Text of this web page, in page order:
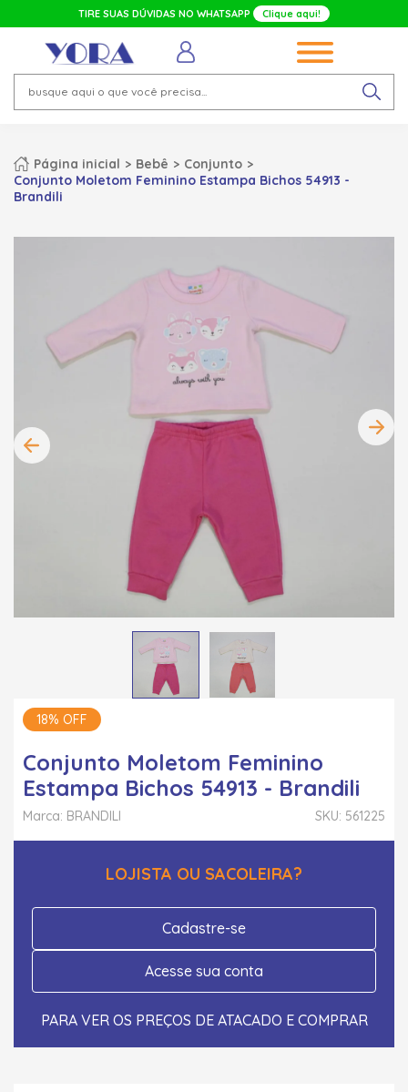
TIRE SUAS DÚVIDAS NO WHATSAPP Clique aqui!
Página inicial Bebê
Conjunto
Conjunto Moletom Feminino Estampa Bichos 54913 -
Brandili
18% OFF
Conjunto Moletom Feminino
Estampa Bichos 54913 - Brandili
SKU: 561225
Marca: BRANDILI
LOJISTA OU SACOLEIRA?
Cadastre-se
Acesse sua conta
PARA VER OS PREÇOS DE ATACADO E COMPRAR